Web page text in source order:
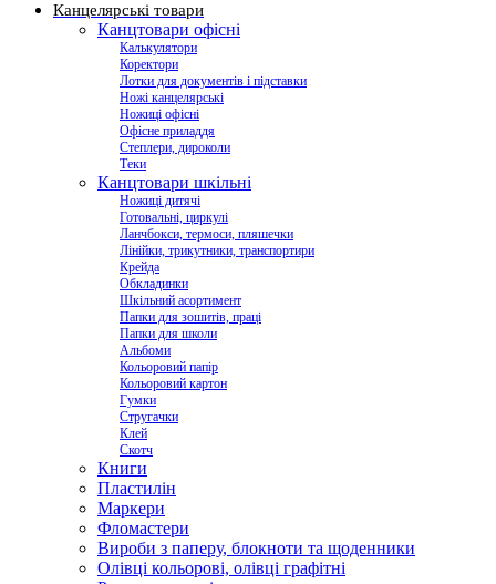
Канцелярські товари
Канцтовари офісні
Калькулятори
Коректори
Лотки для документів і підставки
Ножі канцелярські
Ножиці офісні
Офісне приладдя
Степлери, дироколи
Теки
Канцтовари шкільні
Ножиці дитячі
Готовальні, циркулі
Ланчбокси, термоси, пляшечки
Лінійки, трикутники, транспортири
Крейда
Обкладинки
Шкільний асортимент
Папки для зошитів, праці
Папки для школи
Альбоми
Кольоровий папір
Кольоровий картон
Гумки
Стругачки
Клей
Скотч
Книги
Пластилін
Маркери
Фломастери
Вироби з паперу, блокноти та щоденники
Олівці кольорові, олівці графітні